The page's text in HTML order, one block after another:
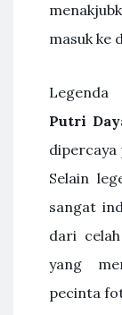
masuk ke
Putri
dipercaya
Selain
sangat
dari
yang
pecinta